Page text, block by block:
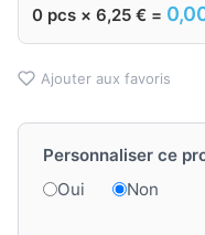
0 pcs × 6,25 € =
Ajouter aux favoris
Personnaliser ce
Oui
Non